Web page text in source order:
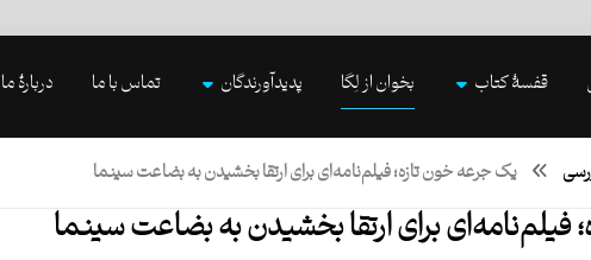
قفسۀ کتاب بخوان از لِگا پدیدآورندگان تماس با ما دربارۀ ما
یک جرعه خون تازه؛ فیلم‌نامه‌ای برای ارتقا بخشیدن به بضاعت سينما
فیلم‌نامه‌ای برای ارتقا بخشیدن به بضاعت سينما